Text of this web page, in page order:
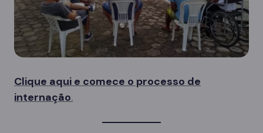
Clique aqui e comece o processo de
internação.